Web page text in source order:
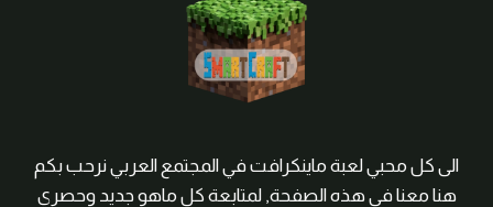
الى كل محبي لعبة ماينكرافت في المجتمع العربي نرحب بكم
هنا معنا في هذه الصفحة, لمتابعة كل ماهو جديد وحصري